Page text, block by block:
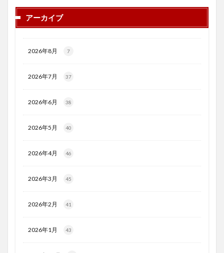
アーカイブ
2026年8月 7
2026年7月 37
2026年6月 38
2026年5月 40
2026年4月 46
2026年3月 45
2026年2月 41
2026年1月 43